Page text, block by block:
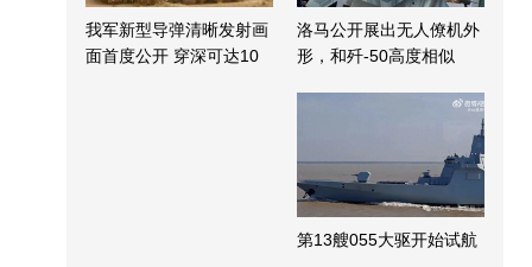
我军新型导弹清晰发射画
面首度公开 穿深可达10
洛马公开展出无人僚机外
形，和歼-50高度相似
第13艘055大驱开始试航